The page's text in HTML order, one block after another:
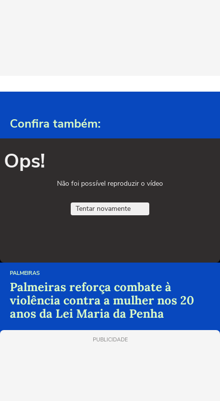
Confira também:
Ops!
Não foi possível reproduzir o vídeo
Tentar novamente
PALMEIRAS
Palmeiras reforça combate à
violência contra a mulher nos 20
anos da Lei Maria da Penha
PUBLICIDADE